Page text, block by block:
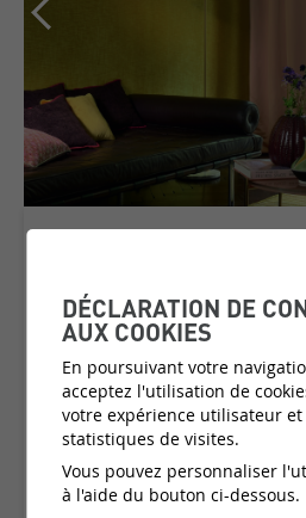
COLLECTION:
Matière:100% PL
Catégorie de prix: C5
Couleurs:
22 disponibles
Fabricant: Elitis
DÉCLARATION DE
AUX COOKIES
En poursuivant votre
acceptez l'utilisation de
votre expérience utilisateur
statistiques de visites.
Vous pouvez personnaliser
à l'aide du bouton ci-dessous.